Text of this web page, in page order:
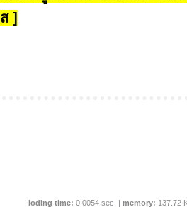
]
loding time: 0.0054 sec | memory: 137.72